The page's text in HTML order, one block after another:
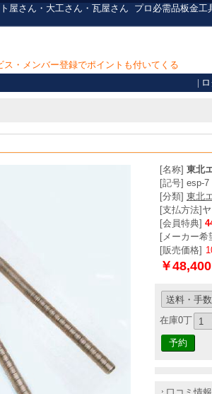
屋さん・大工さん・瓦屋さん プロ必需品板金工
・メンバー登録でポイントも付いてくる
|
[名称] 東北
[記号] esp-7
[分類] 東北
[支払方法]
[会員特典]
[メーカー希
[販売価格]
￥48,400
在庫0丁